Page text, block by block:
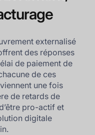
externalisé
des réponses
de paiement de
de ces
une fois
de retards de
pro-actif et
digitale